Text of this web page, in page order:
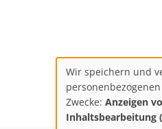
Use
of
Wir speichern und
Zwecke: Anzeigen
Inhaltsbearbeitung